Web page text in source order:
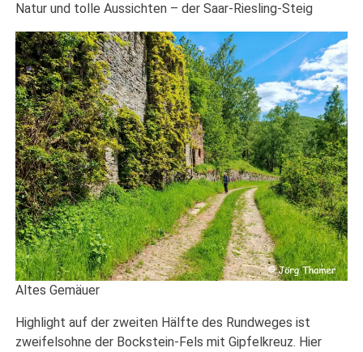
Natur und tolle Aussichten – der Saar-Riesling-Steig
Altes Gemäuer
Highlight auf der zweiten Hälfte des Rundweges ist
zweifelsohne der Bockstein-Fels mit Gipfelkreuz. Hier